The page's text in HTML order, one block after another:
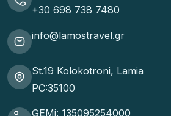
+30 698 738 7480
info@lamostravel.gr
St.19 Kolokotroni, Lamia
PC:35100
GEMi: 135095254000